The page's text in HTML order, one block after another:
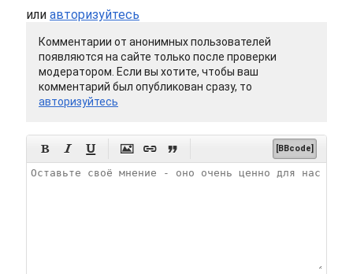
или авторизуйтесь
Комментарии от анонимных пользователей
появляются на сайте только после проверки
модератором. Если вы хотите, чтобы ваш
комментарий был опубликован сразу, то
авторизуйтесь
      [BBcode]